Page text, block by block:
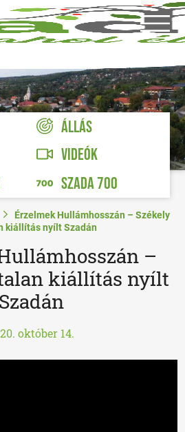
ÁLLÁS
VIDEÓK
SZADA 700
Érzelmek Hullámhosszán – Székely
kiállítás nyílt Szadán
–
kiállítás nyílt
Szadán
október 14.